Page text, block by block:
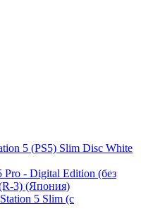
5 (PS5) Slim Disc White
Pro - Digital Edition (без
3) (Япония)
5 Slim (с